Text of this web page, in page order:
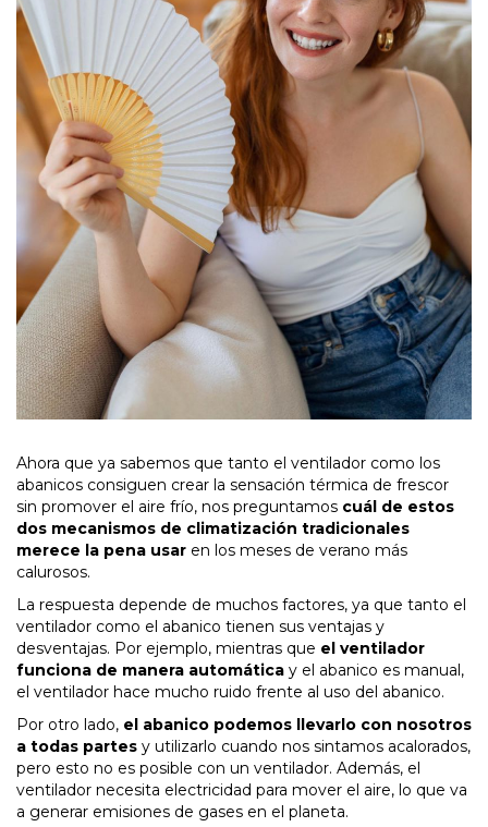
Ahora que ya sabemos que tanto el ventilador como los
abanicos consiguen crear la sensación térmica de frescor
sin promover el aire frío, nos preguntamos cuál de estos
dos mecanismos de climatización tradicionales
merece la pena usar en los meses de verano más
calurosos.
La respuesta depende de muchos factores, ya que tanto el
ventilador como el abanico tienen sus ventajas y
desventajas. Por ejemplo, mientras que el ventilador
funciona de manera automática y el abanico es manual,
el ventilador hace mucho ruido frente al uso del abanico.
Por otro lado, el abanico podemos llevarlo con nosotros
a todas partes y utilizarlo cuando nos sintamos acalorados,
pero esto no es posible con un ventilador. Además, el
ventilador necesita electricidad para mover el aire, lo que va
a generar emisiones de gases en el planeta.